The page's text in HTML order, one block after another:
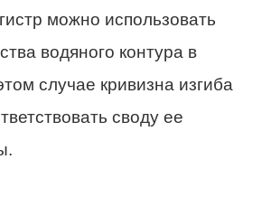
можно использовать
водяного контура в
случае кривизна изгиба
своду ее